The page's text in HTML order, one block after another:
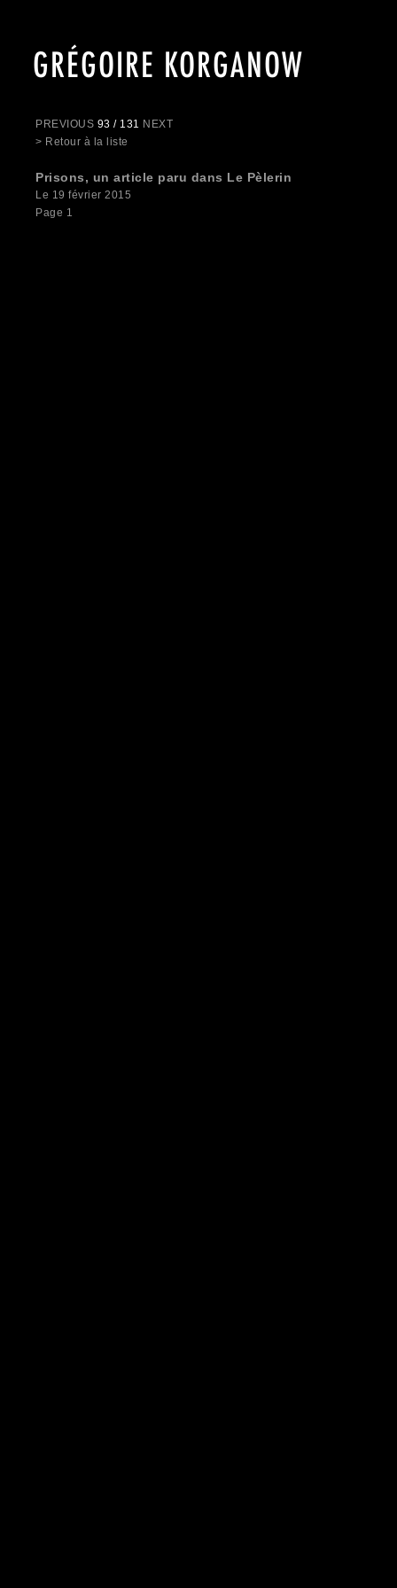
GRÉGOIRE KORGANOW
PREVIOUS 93 / 131 NEXT
> Retour à la liste
Prisons, un article paru dans Le Pèlerin
Le 19 février 2015
Page 1